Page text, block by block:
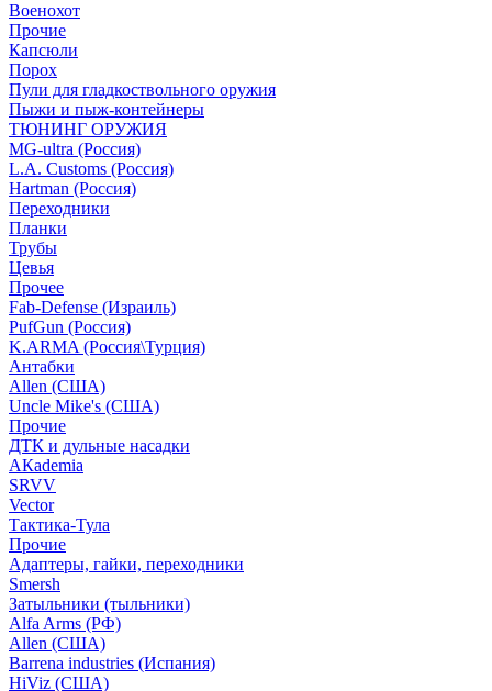
Военохот
Прочие
Капсюли
Порох
Пули для гладкоствольного оружия
Пыжи и пыж-контейнеры
ТЮНИНГ ОРУЖИЯ
MG-ultra (Россия)
L.A. Customs (Россия)
Hartman (Россия)
Переходники
Планки
Трубы
Цевья
Прочее
Fab-Defense (Израиль)
PufGun (Россия)
K.ARMA (Россия\Турция)
Антабки
Allen (США)
Uncle Mike's (США)
Прочие
ДТК и дульные насадки
АКademia
SRVV
Vector
Тактика-Тула
Прочие
Адаптеры, гайки, переходники
Smersh
Затыльники (тыльники)
Alfa Arms (РФ)
Allen (США)
Barrena industries (Испания)
HiViz (США)